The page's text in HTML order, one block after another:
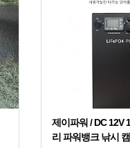
제이파워 / DC 12V
리 파워뱅크 낚시